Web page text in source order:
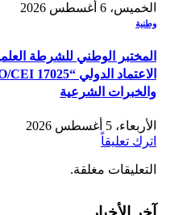
الخميس، 6 أغسطس 2026
وطنية
المختبر الوطني للشرطة
والخبرات الشرعية
الأربعاء، 5 أغسطس 2026
اترك تعليقاً
التعليقات مغلقة.